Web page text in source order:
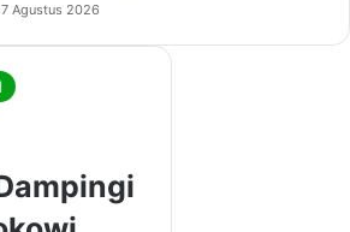
7 Agustus 2026